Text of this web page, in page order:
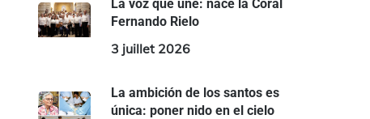
La voz que une: nace la Coral
Fernando Rielo
3 juillet 2026
La ambición de los santos es
única: poner nido en el cielo